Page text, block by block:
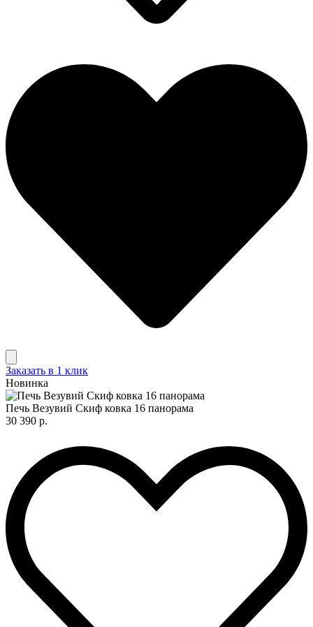
Заказать в 1 клик
Новинка
Печь Везувий Скиф ковка 16 панорама
30 390 р.